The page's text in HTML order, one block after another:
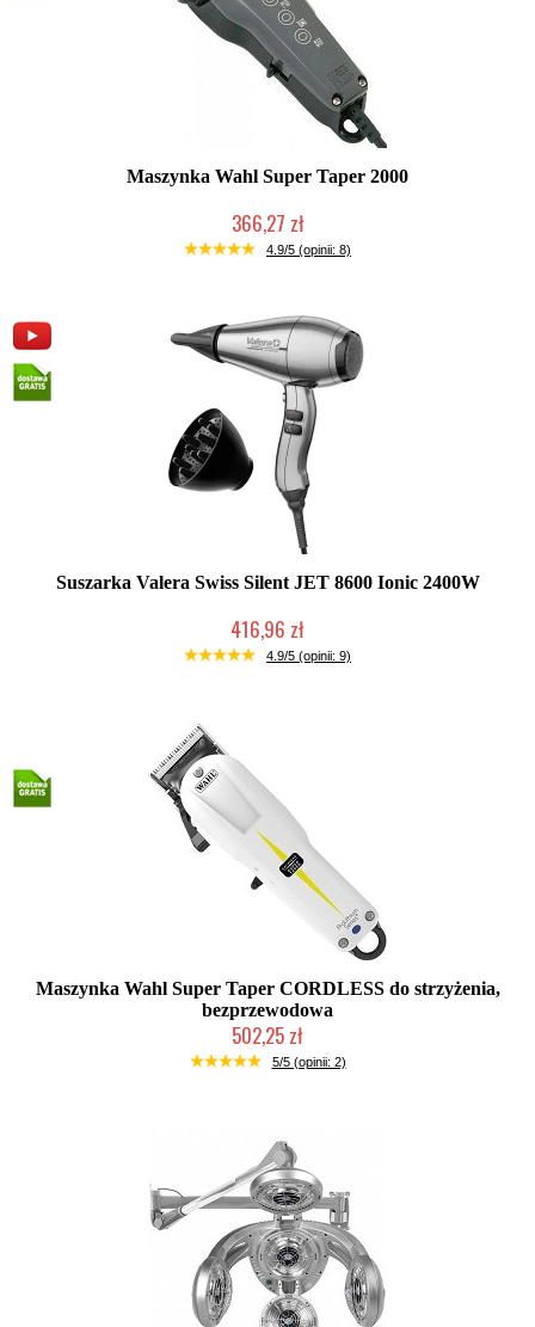
Maszynka Wahl Super Taper 2000
366,27 zł
Mała ilość (wysyłka w 24h)
4.9/5 (opinii: 8)
Suszarka Valera Swiss Silent JET 8600 Ionic 2400W
416,96 zł
Duża ilość (wysyłka w 24h)
4.9/5 (opinii: 9)
Maszynka Wahl Super Taper CORDLESS do strzyżenia,
bezprzewodowa
502,25 zł
Duża ilość (wysyłka w 24h)
5/5 (opinii: 2)